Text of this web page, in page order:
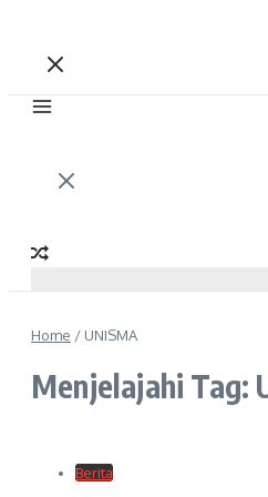
Home / UNISMA
Menjelajahi Tag:
Berita